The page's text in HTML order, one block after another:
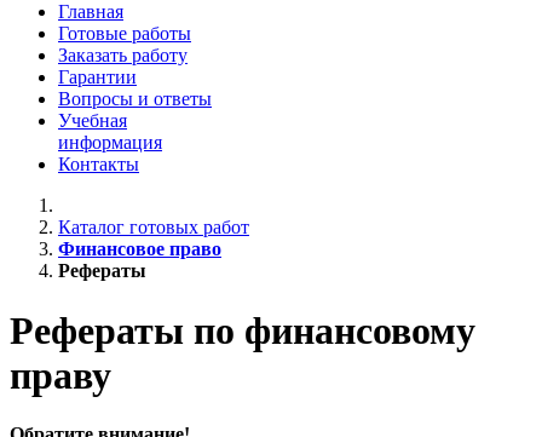
Главная
Готовые работы
Заказать работу
Гарантии
Вопросы и ответы
Учебная
информация
Контакты
Каталог готовых работ
Финансовое право
Рефераты
Рефераты по финансовому
праву